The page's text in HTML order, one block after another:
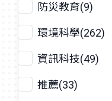
防災教育(9)
環境科學(262)
資訊科技(49)
推薦(33)